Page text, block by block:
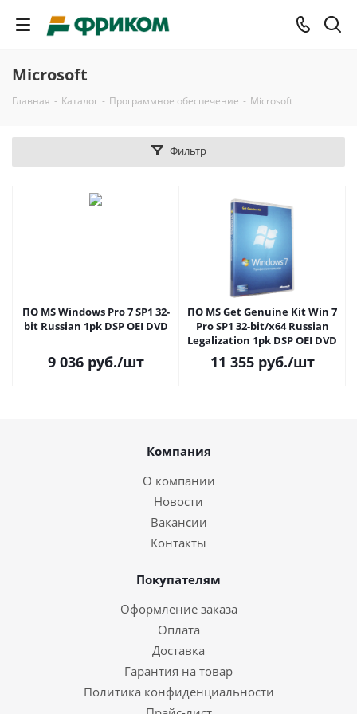
Microsoft
Главная - Каталог - Программное обеспечение - Microsoft
Фильтр
ПО MS Windows Pro 7 SP1 32-
bit Russian 1pk DSP OEI DVD
9 036руб./шт
ПО MS Get Genuine Kit Win 7
Pro SP1 32-bit/x64 Russian
Legalization 1pk DSP OEI DVD
11 355руб./шт
Компания
О компании
Новости
Вакансии
Контакты
Покупателям
Оформление заказа
Оплата
Доставка
Гарантия на товар
Политика конфиденциальности